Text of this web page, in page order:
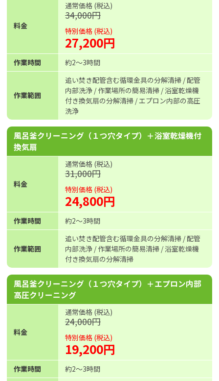
料金
通常価格 (税込)
34,000円
特別価格 (税込)
27,200円
作業時間 約2〜3時間
作業範囲
追い焚き配管含む循環金具の分解清掃 / 配管
内部洗浄 / 作業場所の簡易清掃 / 浴室乾燥機
付き換気扇の分解清掃 / エプロン内部の高圧
洗浄
風呂釜クリーニング（１つ穴タイプ）＋浴室乾燥機付
換気扇
料金
通常価格 (税込)
31,000円
特別価格 (税込)
24,800円
作業時間 約2〜3時間
作業範囲
追い焚き配管含む循環金具の分解清掃 / 配管
内部洗浄 / 作業場所の簡易清掃 / 浴室乾燥機
付き換気扇の分解清掃
風呂釜クリーニング（１つ穴タイプ）＋エプロン内部
高圧クリーニング
料金
通常価格 (税込)
24,000円
特別価格 (税込)
19,200円
作業時間 約2〜3時間